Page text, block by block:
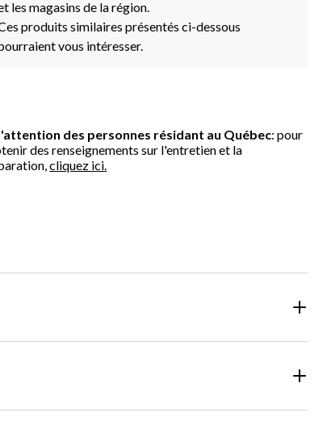
les magasins de la région.
produits similaires présentés ci-dessous
vous intéresser.
des personnes résidant au Québec: pour
des renseignements sur l'entretien et la
cliquez ici.